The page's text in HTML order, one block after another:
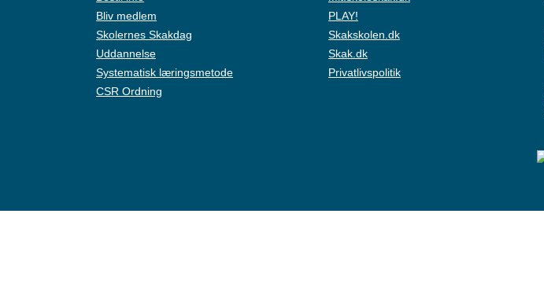
Bliv medlem
Skolernes Skakdag
Uddannelse
Systematisk læringsmetode
CSR Ordning
PLAY!
Skakskolen.dk
Skak.dk
Privatlivspolitik